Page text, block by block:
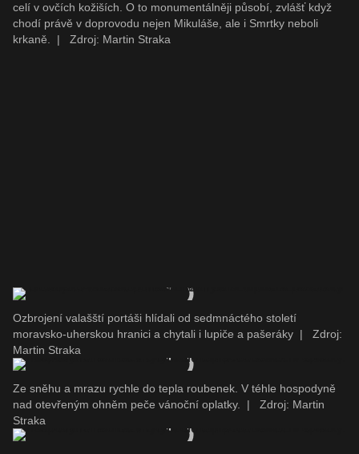
celí v ovčích kožiších. O to monumentálněji působí, zvlášť když
chodí právě v doprovodu nejen Mikuláše, ale i Smrtky neboli
krkaně.
| Zdroj: Martin Straka
Ozbrojení valašští portáši hlídali od sedmnáctého století
moravsko-uherskou hranici a chytali i lupiče a pašeráky |
Zdroj:
Martin Straka
Ze sněhu a mrazu rychle do tepla roubenek. V téhle hospodyně
nad otevřeným ohněm peče vánoční oplatky.
|
Zdroj: Martin
Straka